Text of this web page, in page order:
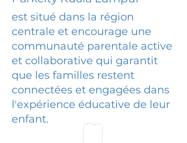
est situé dans la région
centrale et encourage une
communauté parentale active
et collaborative qui garantit
que les familles restent
connectées et engagées dans
l'expérience éducative de leur
enfant.